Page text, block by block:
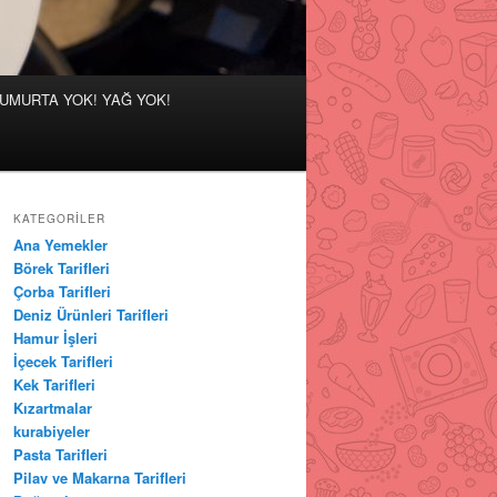
YOK! YAĞ YOK!
KATEGORILER
Ana Yemekler
Börek Tarifleri
Çorba Tarifleri
Deniz Ürünleri Tarifleri
Hamur İşleri
İçecek Tarifleri
Kek Tarifleri
Kızartmalar
kurabiyeler
Pasta Tarifleri
Pilav ve Makarna Tarifleri